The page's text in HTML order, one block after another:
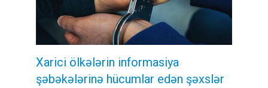
Xarici ölkələrin informasiya
şəbəkələrinə hücumlar edən şəxslər